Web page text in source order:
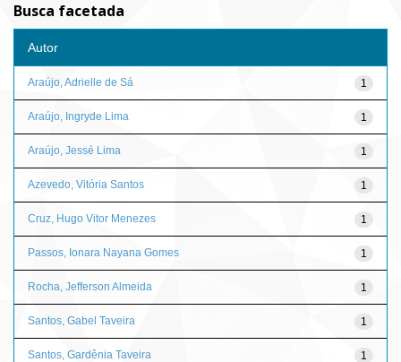
Busca facetada
Autor
1
Araújo, Adrielle de Sá
1
Araújo, Ingryde Lima
1
Araújo, Jessé Lima
1
Azevedo, Vitória Santos
1
Cruz, Hugo Vitor Menezes
1
Passos, Ionara Nayana Gomes
1
Rocha, Jefferson Almeida
1
Santos, Gabel Taveira
1
Santos, Gardênia Taveira